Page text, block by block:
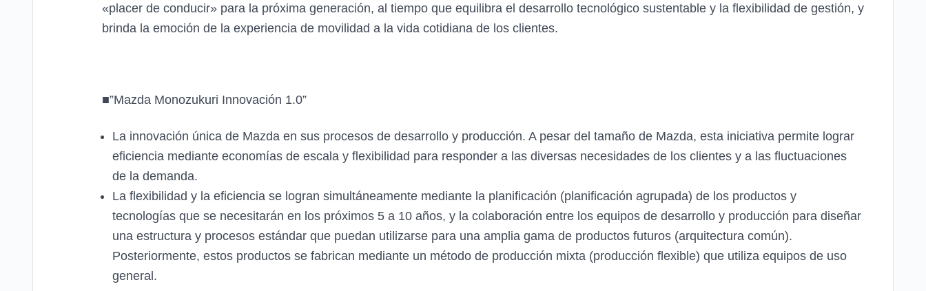
«placer de conducir» para la próxima generación, al tiempo que equilibra el desarrollo tecnológico sustentable y la flexibilidad de gestión, y
brinda la emoción de la experiencia de movilidad a la vida cotidiana de los clientes.
■”Mazda Monozukuri Innovación 1.0”
La innovación única de Mazda en sus procesos de desarrollo y producción. A pesar del tamaño de Mazda, esta iniciativa permite lograr
eficiencia mediante economías de escala y flexibilidad para responder a las diversas necesidades de los clientes y a las fluctuaciones
de la demanda.
La flexibilidad y la eficiencia se logran simultáneamente mediante la planificación (planificación agrupada) de los productos y
tecnologías que se necesitarán en los próximos 5 a 10 años, y la colaboración entre los equipos de desarrollo y producción para diseñar
una estructura y procesos estándar que puedan utilizarse para una amplia gama de productos futuros (arquitectura común).
Posteriormente, estos productos se fabrican mediante un método de producción mixta (producción flexible) que utiliza equipos de uso
general.